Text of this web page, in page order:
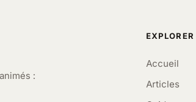
:
EXPLORER
Accueil
Articles